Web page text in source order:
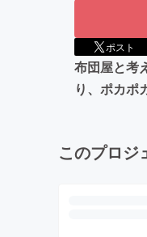
ポスト
布団屋と考
り、ポカポ
このプロジ